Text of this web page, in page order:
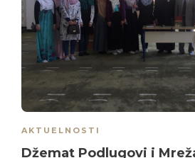
AKTUELNOSTI
Džemat Podlugovi i